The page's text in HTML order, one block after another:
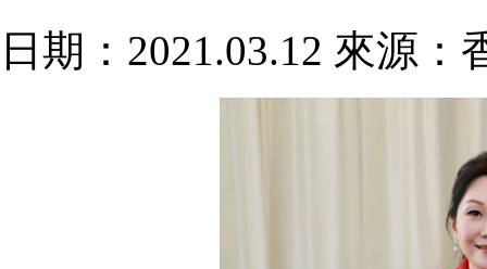
日期：2021.03.12 來源：